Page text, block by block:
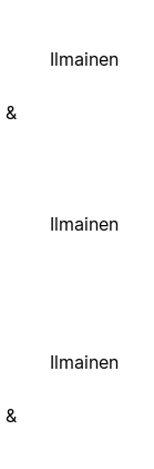
&
Ilmainen
Ilmainen
&
Ilmainen